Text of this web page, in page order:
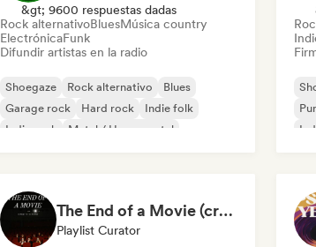
&gt; 9600 respuestas dadas
Rock alternativoBluesMúsica country
ElectrónicaFunk
Difundir artistas en la radio
Shoegaze Rock alternativo
Blues
Garage rock
Hard rock
Indie folk
Indie rock
Metal / Heavy metal
The End of a Movie (credit scenes) 🎞️ Cinematic Dream Pop & Bedroom Indie
Playlist Curator